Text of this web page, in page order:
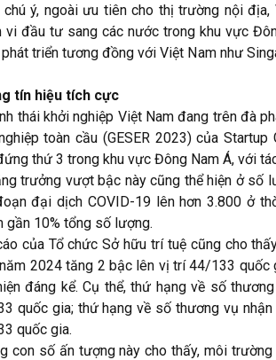
ý, ngoài ưu tiên cho thị trường nội
vi đầu tư sang các nước trong khu vực
triển tương đồng với Việt Nam như
tín hiệu tích cực
thái khởi nghiệp Việt Nam đang trên đà
toàn cầu (GESER 2023) của
thứ 3 trong khu vực Đông Nam Á, với
trưởng vượt bậc này cũng thể hiện ở số
đại dịch COVID-19 lên hơn 3.800 ở
gần 10% tổng số lượng.
của Tổ chức Sở hữu trí tuệ cũng cho
2024 tăng 2 bậc lên vị trí 44/133
đáng kể. Cụ thể, thứ hạng về số
quốc gia; thứ hạng về số thương vụ
quốc gia.
con số ấn tượng này cho thấy, môi